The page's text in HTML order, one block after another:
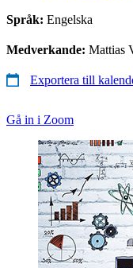
Språk: Engelska
Medverkande: Mattias
Exportera till
Gå in i Zoom